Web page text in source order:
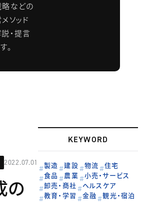
などの
ソッド
・提言
。
2022.07.01
の
KEYWORD
製造 建設 物流
住宅
食品
農業
小売・サービス
卸売・商社
ヘルスケア
教育・学習
金融 観光・宿泊